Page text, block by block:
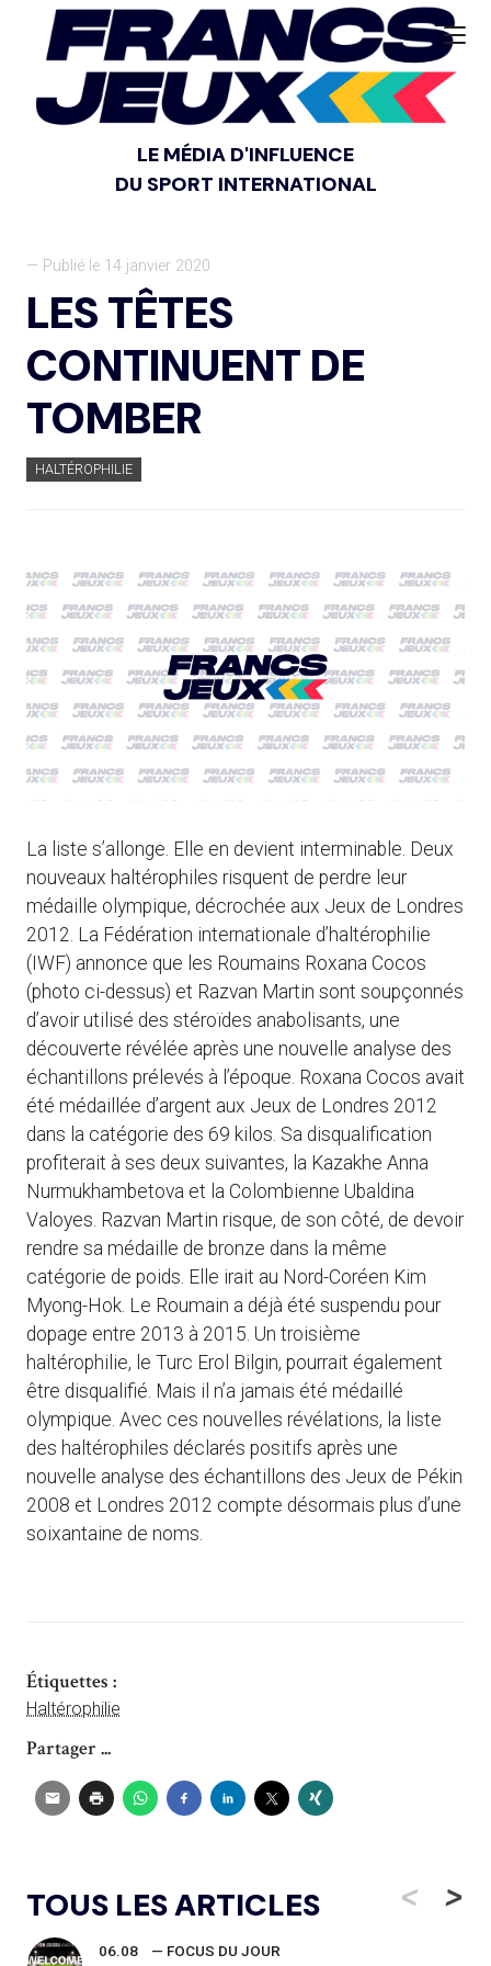
LE MÉDIA D'INFLUENCE
DU SPORT INTERNATIONAL
— Publié le 14 janvier 2020
LES TÊTES
CONTINUENT DE
TOMBER
HALTÉROPHILIE
La liste s’allonge. Elle en devient interminable. Deux
nouveaux haltérophiles risquent de perdre leur
médaille olympique, décrochée aux Jeux de Londres
2012. La Fédération internationale d’haltérophilie
(IWF) annonce que les Roumains Roxana Cocos
(photo ci-dessus) et Razvan Martin sont soupçonnés
d’avoir utilisé des stéroïdes anabolisants, une
découverte révélée après une nouvelle analyse des
échantillons prélevés à l’époque. Roxana Cocos avait
été médaillée d’argent aux Jeux de Londres 2012
dans la catégorie des 69 kilos. Sa disqualification
profiterait à ses deux suivantes, la Kazakhe Anna
Nurmukhambetova et la Colombienne Ubaldina
Valoyes. Razvan Martin risque, de son côté, de devoir
rendre sa médaille de bronze dans la même
catégorie de poids. Elle irait au Nord-Coréen Kim
Myong-Hok. Le Roumain a déjà été suspendu pour
dopage entre 2013 à 2015. Un troisième
haltérophilie, le Turc Erol Bilgin, pourrait également
être disqualifié. Mais il n’a jamais été médaillé
olympique. Avec ces nouvelles révélations, la liste
des haltérophiles déclarés positifs après une
nouvelle analyse des échantillons des Jeux de Pékin
2008 et Londres 2012 compte désormais plus d’une
soixantaine de noms.
Étiquettes :
Haltérophilie
Partager ...
TOUS LES ARTICLES <
06.08 — FOCUS DU JOUR
>